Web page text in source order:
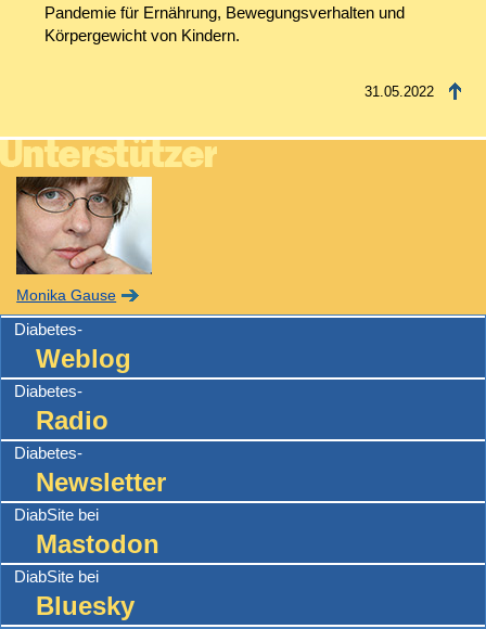
Pandemie für Ernährung, Bewegungsverhalten und
Körpergewicht von Kindern.
31.05.2022
Monika Gause
Diabetes-
Weblog
Diabetes-
Radio
Diabetes-
Newsletter
DiabSite bei
Mastodon
DiabSite bei
Bluesky